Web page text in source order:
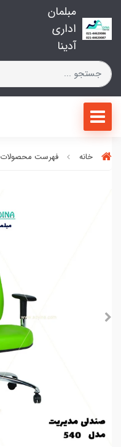
مبلمان
اداری
آدینا
خانه فهرست محصولات